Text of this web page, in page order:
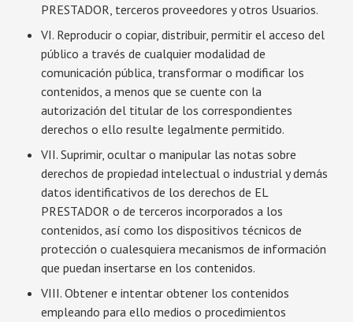
PRESTADOR, terceros proveedores y otros Usuarios.
VI. Reproducir o copiar, distribuir, permitir el acceso del
público a través de cualquier modalidad de
comunicación pública, transformar o modificar los
contenidos, a menos que se cuente con la
autorización del titular de los correspondientes
derechos o ello resulte legalmente permitido.
VII. Suprimir, ocultar o manipular las notas sobre
derechos de propiedad intelectual o industrial y demás
datos identificativos de los derechos de EL
PRESTADOR o de terceros incorporados a los
contenidos, así como los dispositivos técnicos de
protección o cualesquiera mecanismos de información
que puedan insertarse en los contenidos.
VIII. Obtener e intentar obtener los contenidos
empleando para ello medios o procedimientos